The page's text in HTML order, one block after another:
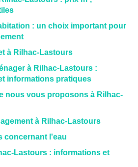
: un choix important pour
à Rilhac-Lastours
à Rilhac-Lastours :
informations pratiques
nous vous proposons à Rilhac-
à Rilhac-Lastours
concernant l'eau
Lastours : informations et